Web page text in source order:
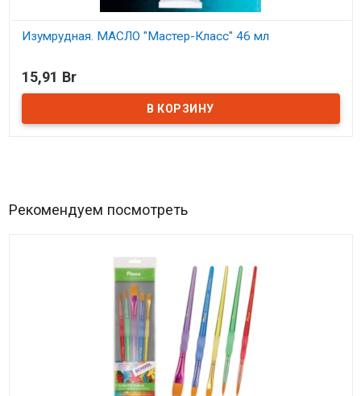
Изумрудная. МАСЛО "Мастер-Класс" 46 мл
15,91 Br
Рекомендуем посмотреть